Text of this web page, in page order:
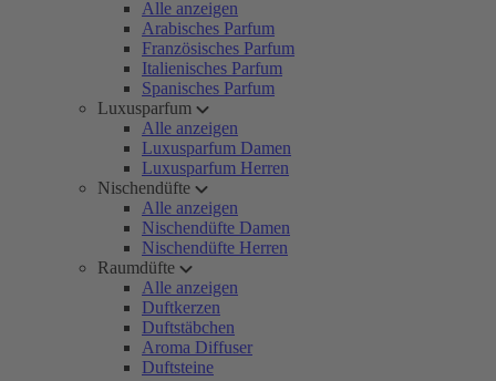
Alle anzeigen
Arabisches Parfum
Französisches Parfum
Italienisches Parfum
Spanisches Parfum
Luxusparfum
Alle anzeigen
Luxusparfum Damen
Luxusparfum Herren
Nischendüfte
Alle anzeigen
Nischendüfte Damen
Nischendüfte Herren
Raumdüfte
Alle anzeigen
Duftkerzen
Duftstäbchen
Aroma Diffuser
Duftsteine